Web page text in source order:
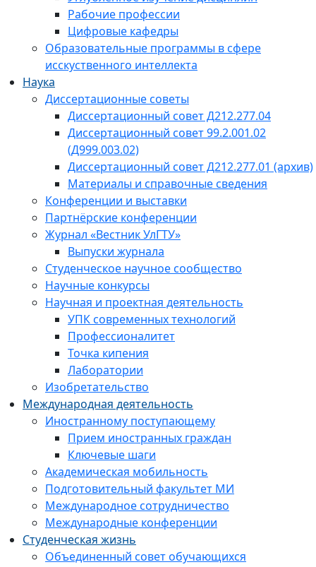
Рабочие профессии
Цифровые кафедры
Образовательные программы в сфере
исскуственного интеллекта
Наука
Диссертационные советы
Диссертационный совет Д212.277.04
Диссертационный совет 99.2.001.02
(Д999.003.02)
Диссертационный совет Д212.277.01 (архив)
Материалы и справочные сведения
Конференции и выставки
Партнёрские конференции
Журнал «Вестник УлГТУ»
Выпуски журнала
Студенческое научное сообщество
Научные конкурсы
Научная и проектная деятельность
УПК современных технологий
Профессионалитет
Точка кипения
Лаборатории
Изобретательство
Международная деятельность
Иностранному поступающему
Прием иностранных граждан
Ключевые шаги
Академическая мобильность
Подготовительный факультет МИ
Международное сотрудничество
Международные конференции
Студенческая жизнь
Объединенный совет обучающихся